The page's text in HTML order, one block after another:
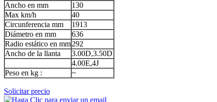
Ancho en mm
130
Max km/h
40
Circunferencia mm
1913
Diámetro en mm
636
Radio estático en mm292
Ancho de la llanta
3.00D,3.50D
4.00E,4J
Peso en kg :
~
Solicitar precio